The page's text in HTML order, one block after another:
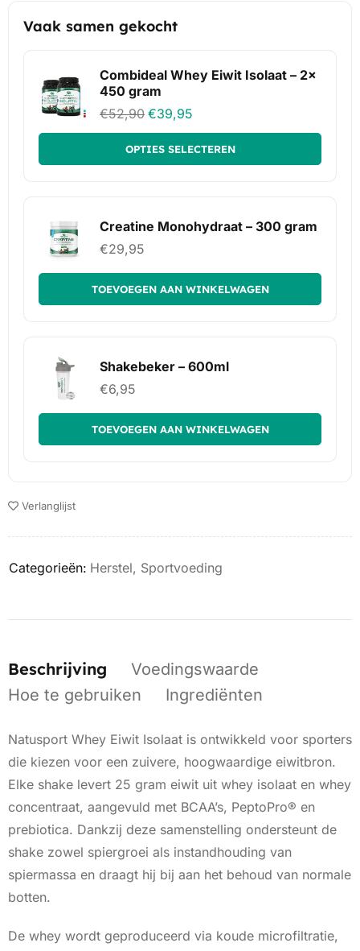
Vaak samen gekocht
Combideal Whey Eiwit Isolaat – 2x
450 gram
€52,90 €39,95
OPTIES SELECTEREN
Creatine Monohydraat – 300 gram
€29,95
TOEVOEGEN AAN WINKELWAGEN
Shakebeker – 600ml
€6,95
TOEVOEGEN AAN WINKELWAGEN
Verlanglijst
Categorieën: Herstel, Sportvoeding
Beschrijving
Voedingswaarde
Hoe te gebruiken
Ingrediënten
Natusport Whey Eiwit Isolaat is ontwikkeld voor sporters
die kiezen voor een zuivere, hoogwaardige eiwitbron.
Elke shake levert 25 gram eiwit uit whey isolaat en whey
concentraat, aangevuld met BCAA’s, PeptoPro® en
prebiotica. Dankzij deze samenstelling ondersteunt de
shake zowel spiergroei als instandhouding van
spiermassa en draagt hij bij aan het behoud van normale
botten.
De whey wordt geproduceerd via koude microfiltratie,